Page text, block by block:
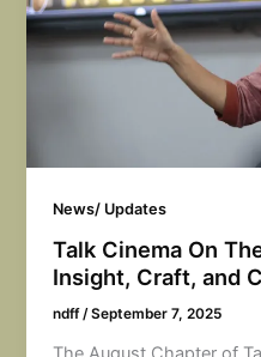
News/ Updates
Talk Cinema On
Insight, Craft, and
ndff/September 7, 2025